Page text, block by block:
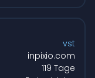
vst
inpixio.com
119 Tage